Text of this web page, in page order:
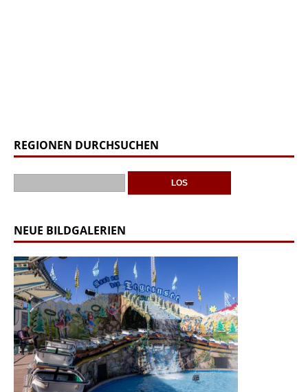
REGIONEN DURCHSUCHEN
NEUE BILDGALERIEN